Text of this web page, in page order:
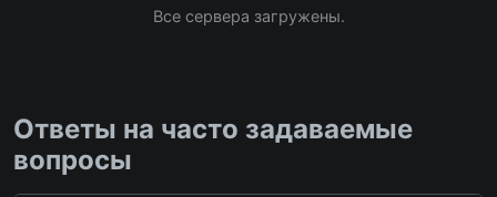
Все сервера загружены.
Ответы на часто задаваемые
вопросы